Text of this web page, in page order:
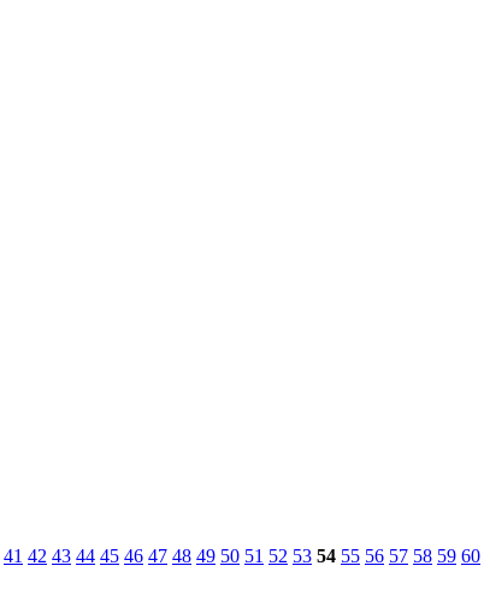
41 42 43 44 45 46 47 48 49 50 51 52 53 54 55 56 57 58 59 60